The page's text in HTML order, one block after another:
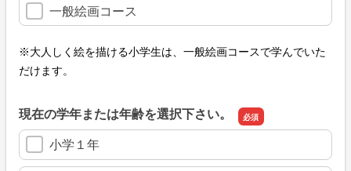
一般絵画コース
※大人しく絵を描ける小学生は、一般絵画コースで学んでいた
だけます。
現在の学年または年齢を選択下さい。
小学１年